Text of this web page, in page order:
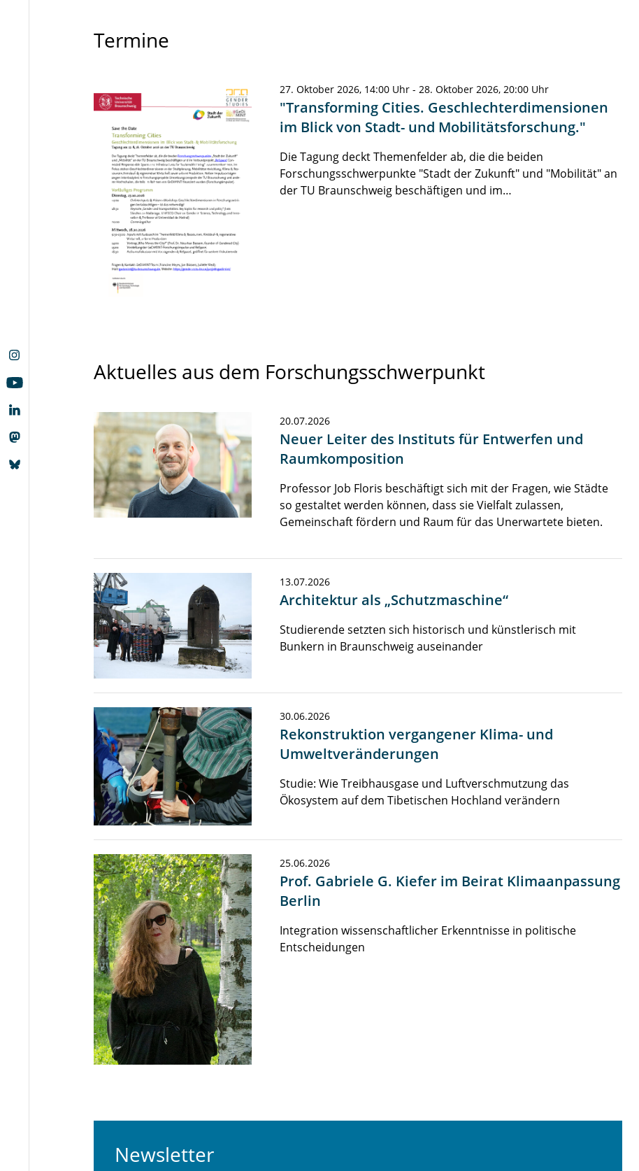
Termine
27. Oktober 2026, 14:00 Uhr - 28. Oktober 2026, 20:00 Uhr
"Transforming Cities. Geschlechterdimensionen
im Blick von Stadt- und Mobilitätsforschung."
Die Tagung deckt Themenfelder ab, die die beiden
Forschungsschwerpunkte "Stadt der Zukunft" und "Mobilität" an
der TU Braunschweig beschäftigen und im…
Aktuelles aus dem Forschungsschwerpunkt
20.07.2026
Neuer Leiter des Instituts für Entwerfen und
Raumkomposition
Professor Job Floris beschäftigt sich mit der Fragen, wie Städte
so gestaltet werden können, dass sie Vielfalt zulassen,
Gemeinschaft fördern und Raum für das Unerwartete bieten.
13.07.2026
Architektur als „Schutzmaschine“
Studierende setzten sich historisch und künstlerisch mit
Bunkern in Braunschweig auseinander
30.06.2026
Rekonstruktion vergangener Klima- und
Umweltveränderungen
Studie: Wie Treibhausgase und Luftverschmutzung das
Ökosystem auf dem Tibetischen Hochland verändern
25.06.2026
Prof. Gabriele G. Kiefer im Beirat Klimaanpassung
Berlin
Integration wissenschaftlicher Erkenntnisse in politische
Entscheidungen
Newsletter